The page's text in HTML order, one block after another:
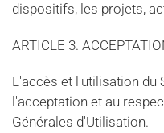
dispositifs, les projets,
ARTICLE 3.
L'accès et l'utilisation du
l'acceptation et au
Générales d'Utilisation.